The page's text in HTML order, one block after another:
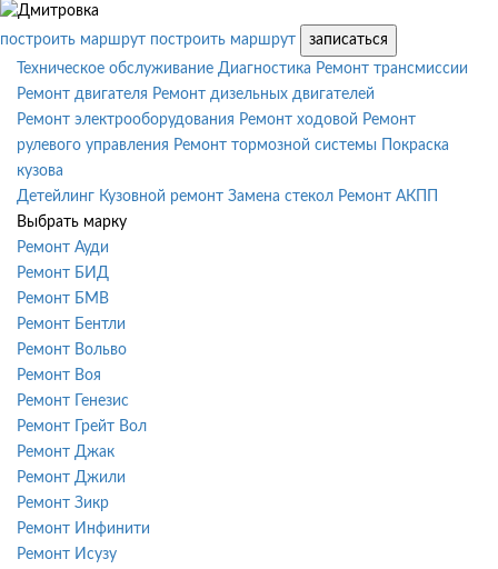
построить маршрут построить маршрут
записаться
Техническое обслуживание Диагностика Ремонт трансмиссии
Ремонт двигателя Ремонт дизельных двигателей
Ремонт электрооборудования Ремонт ходовой Ремонт
рулевого управления Ремонт тормозной системы
Покраска
кузова
Детейлинг Кузовной ремонт Замена стекол Ремонт АКПП
Выбрать марку
Ремонт Ауди
Ремонт БИД
Ремонт БМВ
Ремонт Бентли
Ремонт Вольво
Ремонт Воя
Ремонт Генезис
Ремонт Грейт Вол
Ремонт Джак
Ремонт Джили
Ремонт Зикр
Ремонт Инфинити
Ремонт Исузу